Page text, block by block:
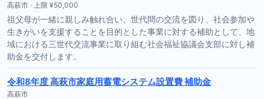
高萩市 · 上限 ¥50,000
祖父母が一緒に親しみ触れ合い、世代間の交流を図り、社会参加や
生きがいを支援することを目的とした事業に対する補助として、地
域における三世代交流事業に取り組む社会福祉協議会支部に対し補
助金を交付します。
令和8年度 高萩市家庭用蓄電システム設置費 補助金
高萩市